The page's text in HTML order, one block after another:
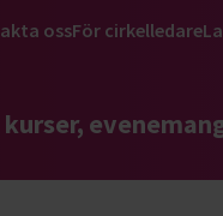
ossFör cirkelledare
kurser,